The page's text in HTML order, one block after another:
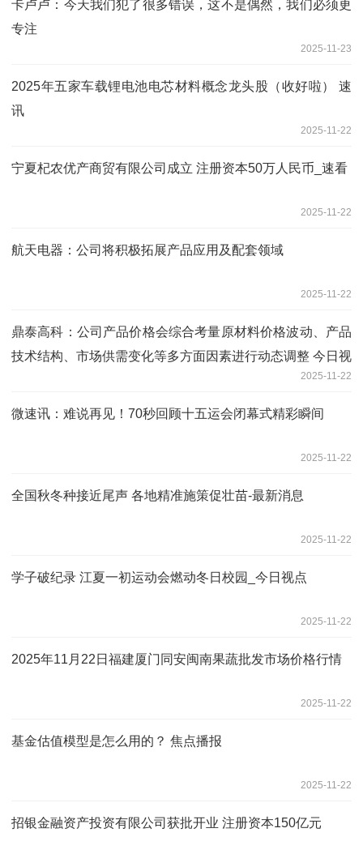
卡卢卢：今天我们犯了很多错误，这不是偶然，我们必须更
专注
2025-11-23
2025年五家车载锂电池电芯材料概念龙头股（收好啦） 速
讯
2025-11-22
宁夏杞农优产商贸有限公司成立 注册资本50万人民币_速看
2025-11-22
航天电器：公司将积极拓展产品应用及配套领域
2025-11-22
鼎泰高科：公司产品价格会综合考量原材料价格波动、产品
技术结构、市场供需变化等多方面因素进行动态调整 今日视
2025-11-22
微速讯：难说再见！70秒回顾十五运会闭幕式精彩瞬间
2025-11-22
全国秋冬种接近尾声 各地精准施策促壮苗-最新消息
2025-11-22
学子破纪录 江夏一初运动会燃动冬日校园_今日视点
2025-11-22
2025年11月22日福建厦门同安闽南果蔬批发市场价格行情
2025-11-22
基金估值模型是怎么用的？ 焦点播报
2025-11-22
招银金融资产投资有限公司获批开业 注册资本150亿元